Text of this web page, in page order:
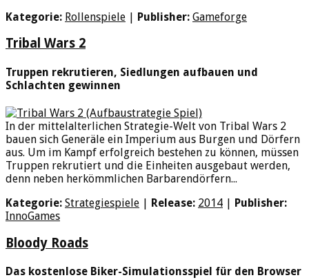
Kategorie: Rollenspiele | Publisher: Gameforge
Tribal Wars 2
Truppen rekrutieren, Siedlungen aufbauen und
Schlachten gewinnen
In der mittelalterlichen Strategie-Welt von Tribal Wars 2
bauen sich Generäle ein Imperium aus Burgen und Dörfern
aus. Um im Kampf erfolgreich bestehen zu können, müssen
Truppen rekrutiert und die Einheiten ausgebaut werden,
denn neben herkömmlichen Barbarendörfern...
Kategorie: Strategiespiele | Release: 2014 | Publisher:
InnoGames
Bloody Roads
Das kostenlose Biker-Simulationsspiel für den Browser